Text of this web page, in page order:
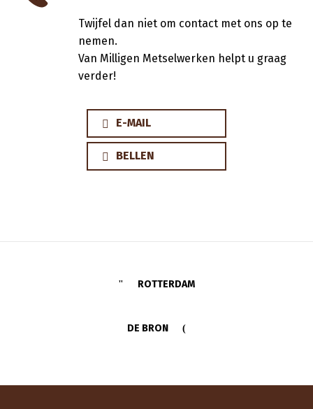
Twijfel dan niet om contact met ons op te
nemen.
Van Milligen Metselwerken helpt u graag
verder!
E-MAIL
BELLEN
ROTTERDAM
DE BRON